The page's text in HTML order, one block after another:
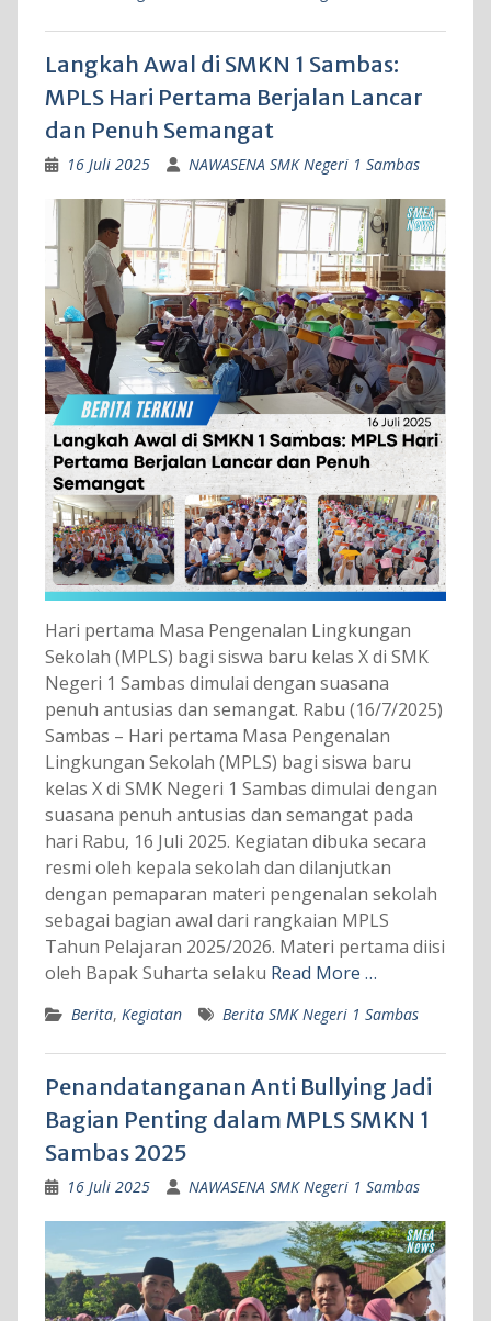
Langkah Awal di SMKN 1 Sambas:
MPLS Hari Pertama Berjalan Lancar
dan Penuh Semangat
16 Juli 2025 NAWASENA SMK Negeri 1 Sambas
Hari pertama Masa Pengenalan Lingkungan
Sekolah (MPLS) bagi siswa baru kelas X di SMK
Negeri 1 Sambas dimulai dengan suasana
penuh antusias dan semangat. Rabu (16/7/2025)
Sambas – Hari pertama Masa Pengenalan
Lingkungan Sekolah (MPLS) bagi siswa baru
kelas X di SMK Negeri 1 Sambas dimulai dengan
suasana penuh antusias dan semangat pada
hari Rabu, 16 Juli 2025. Kegiatan dibuka secara
resmi oleh kepala sekolah dan dilanjutkan
dengan pemaparan materi pengenalan sekolah
sebagai bagian awal dari rangkaian MPLS
Tahun Pelajaran 2025/2026. Materi pertama diisi
oleh Bapak Suharta selaku Read More …
Berita, Kegiatan Berita SMK Negeri 1 Sambas
Penandatanganan Anti Bullying Jadi
Bagian Penting dalam MPLS SMKN 1
Sambas 2025
16 Juli 2025 NAWASENA SMK Negeri 1 Sambas